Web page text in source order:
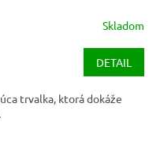
Skladom
DETAIL
trvalka, ktorá dokáže